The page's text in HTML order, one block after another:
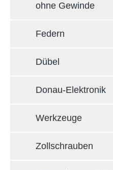
ohne Gewinde
Federn
Dübel
Donau-Elektronik
Werkzeuge
Zollschrauben